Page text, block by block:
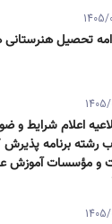
تحصیل هنرستانی
اعلام شرایط و
رشته برنامه پذیرش
و مؤسسات آموزش